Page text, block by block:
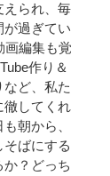
えられ、毎
が過ぎてい
画編集も覚
作り＆
など、私た
徹してくれ
朝から、
そばにする
？どっち